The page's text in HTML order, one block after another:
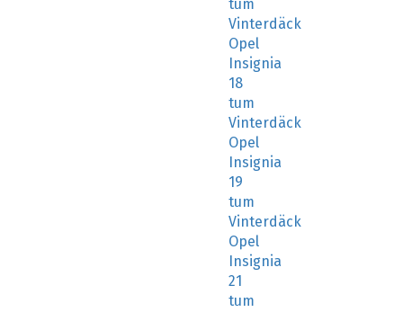
tum
Vinterdäck
Opel
Insignia
18
tum
Vinterdäck
Opel
Insignia
19
tum
Vinterdäck
Opel
Insignia
21
tum